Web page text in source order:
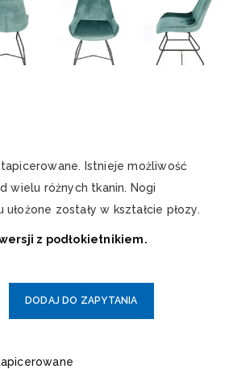
Istnieje możliwość
wielu różnych tkanin. Nogi
zostały w kształcie płozy.
z podłokietnikiem.
DODAJ DO ZAPYTANIA